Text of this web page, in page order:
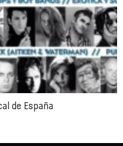
de España